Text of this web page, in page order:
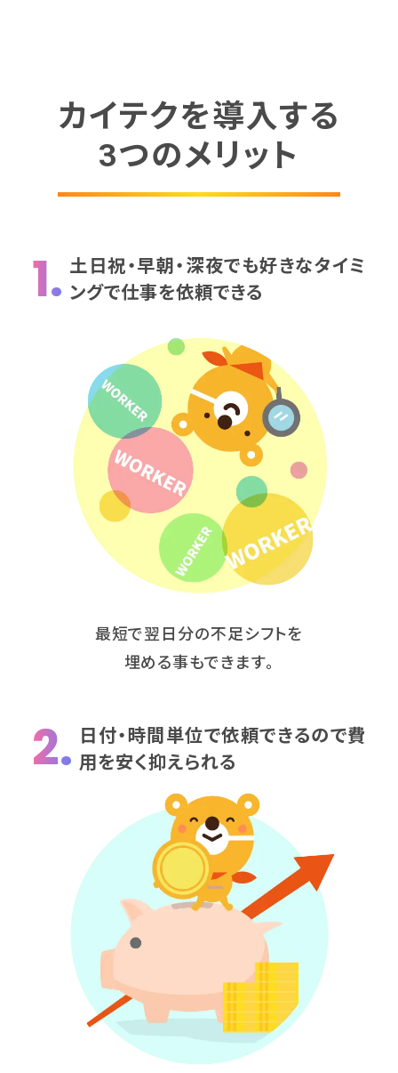
カイテクを導入する
3つのメリット
1. 土日祝・早朝・深夜でも好きなタイミ
ングで仕事を依頼できる
最短で翌日分の不足シフトを
埋める事もできます。
2. 日付・時間単位で依頼できるので費
用を安く抑えられる